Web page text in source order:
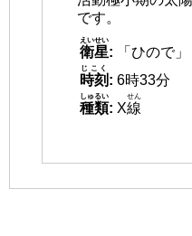
です。
衛星
えいせい
:
「ひので」
時刻
じこく
: 6時33分
種類
しゅるい
: X線
せん